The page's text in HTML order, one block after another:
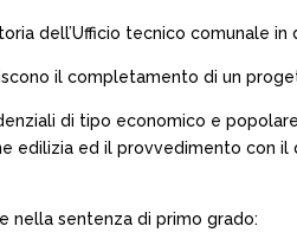
dell’Ufficio tecnico comunale
il completamento di un
di tipo economico e
edilizia ed il provvedimento con
nella sentenza di primo grado: